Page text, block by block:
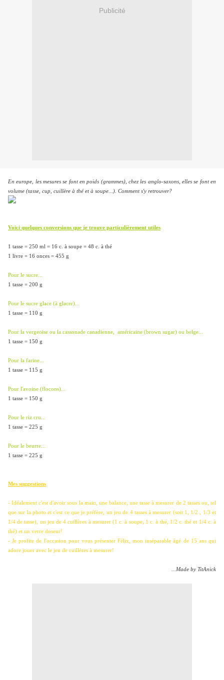
Publicité
En europe, les mesures se font en poids (grammes), chez les anglo-saxons, elles se font en
volume (tasse, cup, cuillère à thé et à soupe...) . Comment s'y retrouver?
Voici quelques conversions que je trouve particulièrement utiles
1 tasse = 250 ml = 16 c. à soupe = 48 c. à thé
1 livre = 16 onces = 455 g
Pour le sucre...
1 tasse = 200 g
Pour le sucre glace (à glacer)...
1 tasse = 110 g
Pour la vergeoise ou la cassonade canadienne, américaine (brown sugar) ou belge...
1 tasse = 150 g
Pour la farine...
1 tasse = 115 g
Pour l'avoine (flocons)...
1 tasse = 150 g
Pour le riz cru...
1 tasse = 225 g
Pour le beurre...
1 tasse = 225 g
Mes suggestions
- Idéalement c'est d'avoir sous la main, une balance, une tasse à mesurer de 2 tasses ou, tel
que sur la photo et c'est ce que je préfère, un jeu de 4 tasses à mesurer (soit 1, 1/2 , 1/3 et
1/4 de tasse), un jeu de 4 cuillères à mesurer (1 c. à soupe, 1 c. à thé, 1/2 c. thé et 1/4 c. à
thé) et un verre doseur!
- Je profite de l'occasion pour vous présenter Félix, mon inséparable âgé de 15 ans qui
adore jouer avec le jeu de cuillères à mesurer!
...Made by TitAnick